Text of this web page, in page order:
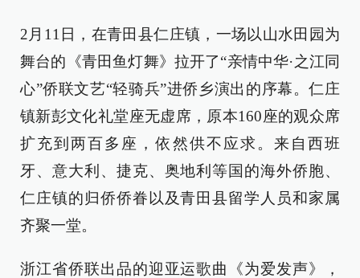
2月11日，在青田县仁庄镇，一场以山水田园为
舞台的《青田鱼灯舞》拉开了“亲情中华·之江同
心”侨联文艺“轻骑兵”进侨乡演出的序幕。仁庄
镇新彭文化礼堂座无虚席，原本160座的观众席
扩充到两百多座，依然供不应求。来自西班
牙、意大利、捷克、奥地利等国的海外侨胞、
仁庄镇的归侨侨眷以及青田县留学人员和家属
齐聚一堂。
浙江省侨联出品的迎亚运歌曲《为爱发声》，